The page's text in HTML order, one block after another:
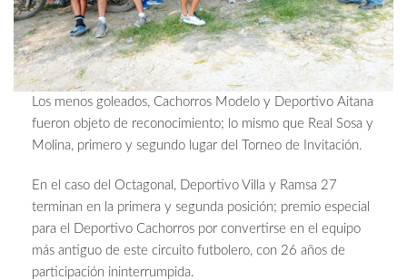
Los menos goleados, Cachorros Modelo y Deportivo Aitana
fueron objeto de reconocimiento; lo mismo que Real Sosa y
Molina, primero y segundo lugar del Torneo de Invitación.
En el caso del Octagonal, Deportivo Villa y Ramsa 27
terminan en la primera y segunda posición; premio especial
para el Deportivo Cachorros por convertirse en el equipo
más antiguo de este circuito futbolero, con 26 años de
participación ininterrumpida.